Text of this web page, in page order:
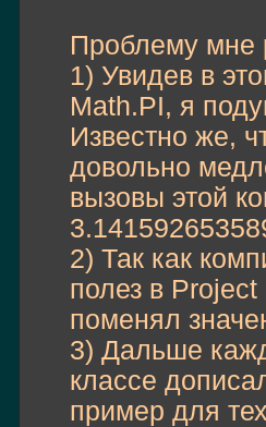
Проблему мне
1) Увидев в
Math.PI, я
Известно же,
довольно
вызовы этой
2) Так как
полез в
поменял
3) Дальше
классе
пример для